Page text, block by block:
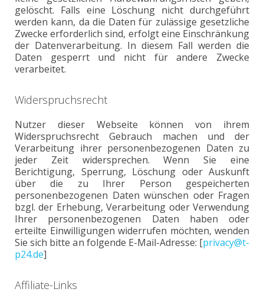
gelöscht. Falls eine Löschung nicht durchgeführt
werden kann, da die Daten für zulässige gesetzliche
Zwecke erforderlich sind, erfolgt eine Einschränkung
der Datenverarbeitung. In diesem Fall werden die
Daten gesperrt und nicht für andere Zwecke
verarbeitet.
Widerspruchsrecht
Nutzer dieser Webseite können von ihrem
Widerspruchsrecht Gebrauch machen und der
Verarbeitung ihrer personenbezogenen Daten zu
jeder Zeit widersprechen. Wenn Sie eine
Berichtigung, Sperrung, Löschung oder Auskunft
über die zu Ihrer Person gespeicherten
personenbezogenen Daten wünschen oder Fragen
bzgl. der Erhebung, Verarbeitung oder Verwendung
Ihrer personenbezogenen Daten haben oder
erteilte Einwilligungen widerrufen möchten, wenden
Sie sich bitte an folgende E-Mail-Adresse: [privacy@t-
p24.de]
Affiliate-Links